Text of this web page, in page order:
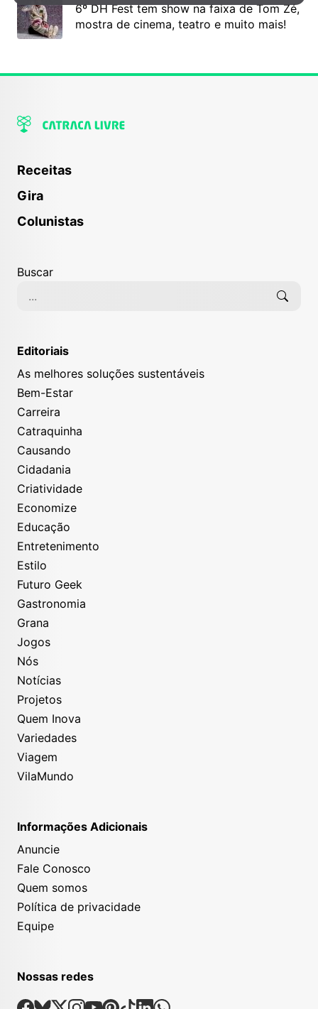
6º DH Fest tem show na faixa de Tom Zé,
mostra de cinema, teatro e muito mais!
Receitas
Gira
Colunistas
Buscar
Editoriais
As melhores soluções sustentáveis
Bem-Estar
Carreira
Catraquinha
Causando
Cidadania
Criatividade
Economize
Educação
Entretenimento
Estilo
Futuro Geek
Gastronomia
Grana
Jogos
Nós
Notícias
Projetos
Quem Inova
Variedades
Viagem
VilaMundo
Informações Adicionais
Anuncie
Fale Conosco
Quem somos
Política de privacidade
Equipe
Nossas redes